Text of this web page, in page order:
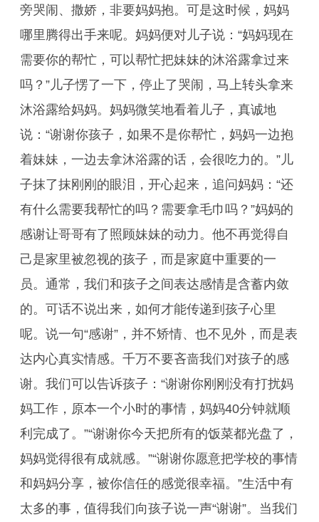
旁哭闹、撒娇，非要妈妈抱。可是这时候，妈妈
哪里腾得出手来呢。妈妈便对儿子说：“妈妈现在
需要你的帮忙，可以帮忙把妹妹的沐浴露拿过来
吗？”儿子愣了一下，停止了哭闹，马上转头拿来
沐浴露给妈妈。妈妈微笑地看着儿子，真诚地
说：“谢谢你孩子，如果不是你帮忙，妈妈一边抱
着妹妹，一边去拿沐浴露的话，会很吃力的。”儿
子抹了抹刚刚的眼泪，开心起来，追问妈妈：“还
有什么需要我帮忙的吗？需要拿毛巾吗？”妈妈的
感谢让哥哥有了照顾妹妹的动力。他不再觉得自
己是家里被忽视的孩子，而是家庭中重要的一
员。通常，我们和孩子之间表达感情是含蓄内敛
的。可话不说出来，如何才能传递到孩子心里
呢。说一句“感谢”，并不矫情、也不见外，而是表
达内心真实情感。千万不要吝啬我们对孩子的感
谢。我们可以告诉孩子：“谢谢你刚刚没有打扰妈
妈工作，原本一个小时的事情，妈妈40分钟就顺
利完成了。”“谢谢你今天把所有的饭菜都光盘了，
妈妈觉得很有成就感。”“谢谢你愿意把学校的事情
和妈妈分享，被你信任的感觉很幸福。”生活中有
太多的事，值得我们向孩子说一声“谢谢”。当我们